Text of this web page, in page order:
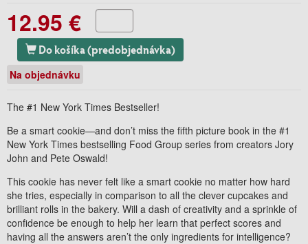
12.95 €
Do košíka (predobjednávka)
Na objednávku
The #1 New York Times Bestseller!
Be a smart cookie—and don’t miss the fifth picture book in the #1
New York Times bestselling Food Group series from creators Jory
John and Pete Oswald!
This cookie has never felt like a smart cookie no matter how hard
she tries, especially in comparison to all the clever cupcakes and
brilliant rolls in the bakery. Will a dash of creativity and a sprinkle of
confidence be enough to help her learn that perfect scores and
having all the answers aren’t the only ingredients for intelligence?